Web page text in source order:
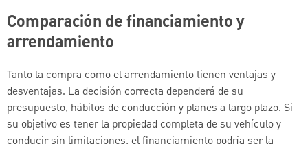
Comparación de financiamiento y
arrendamiento
Tanto la compra como el arrendamiento tienen ventajas y
desventajas. La decisión correcta dependerá de su
presupuesto, hábitos de conducción y planes a largo plazo. Si
su objetivo es tener la propiedad completa de su vehículo y